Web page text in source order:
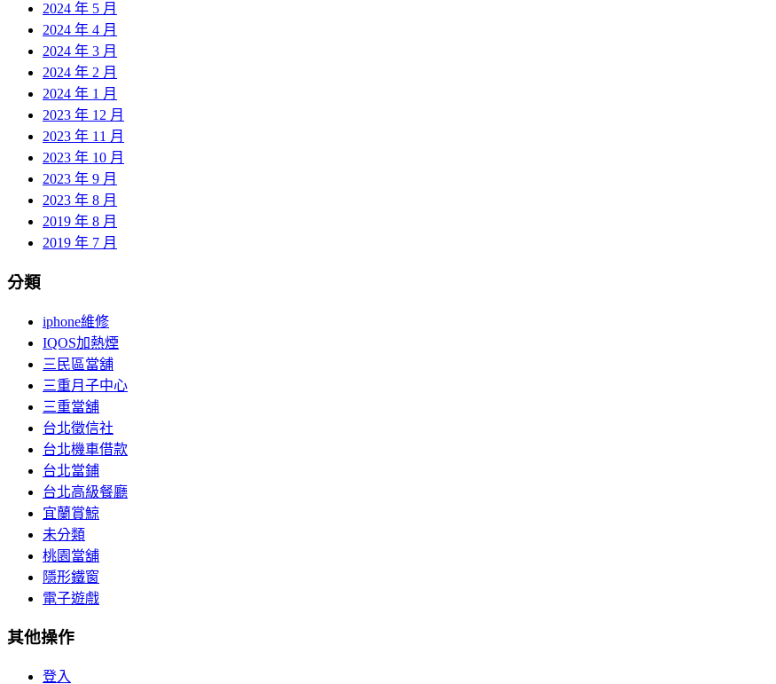
2024 年 5 月
2024 年 4 月
2024 年 3 月
2024 年 2 月
2024 年 1 月
2023 年 12 月
2023 年 11 月
2023 年 10 月
2023 年 9 月
2023 年 8 月
2019 年 8 月
2019 年 7 月
分類
iphone維修
IQOS加熱煙
三民區當舖
三重月子中心
三重當舖
台北徵信社
台北機車借款
台北當鋪
台北高級餐廳
宜蘭賞鯨
未分類
桃園當舖
隱形鐵窗
電子遊戲
其他操作
登入